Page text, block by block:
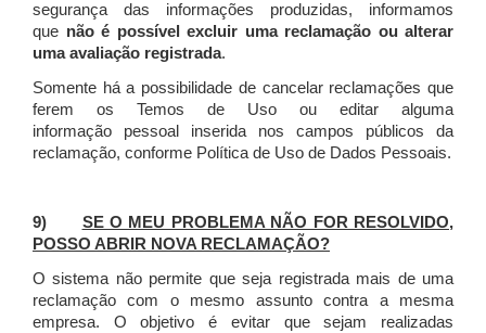
segurança das informações produzidas, informamos
que não é possível excluir uma reclamação ou alterar
uma avaliação registrada.
Somente há a possibilidade de cancelar reclamações que
ferem os Temos de Uso ou editar alguma
informação pessoal inserida nos campos públicos da
reclamação, conforme Política de Uso de Dados Pessoais.
9) SE O MEU PROBLEMA NÃO FOR RESOLVIDO,
POSSO ABRIR NOVA RECLAMAÇÃO?
O sistema não permite que seja registrada mais de uma
reclamação com o mesmo assunto contra a mesma
empresa. O objetivo é evitar que sejam realizadas